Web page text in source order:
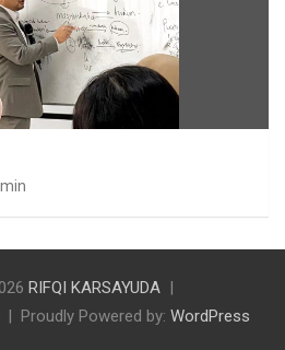
RIFQI KARSAYUDA
Proudly Powered by: WordPress